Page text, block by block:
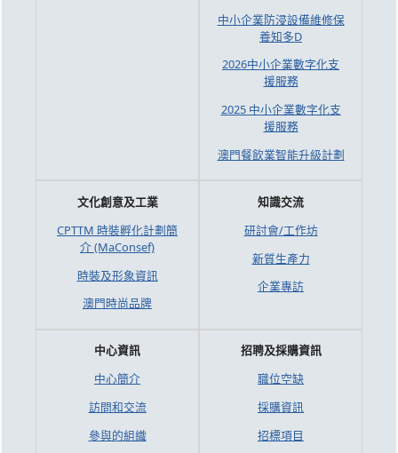
中小企業防浸設備維修保
養知多D
2026中小企業數字化支
援服務
2025 中小企業數字化支
援服務
澳門餐飲業智能升級計劃
文化創意及工業
CPTTM 時裝孵化計劃簡
介 (MaConsef)
時裝及形象資訊
澳門時尚品牌
知識交流
研討會/工作坊
新質生產力
企業專訪
中心資訊
中心簡介
訪問和交流
參與的組織
招聘及採購資訊
職位空缺
採購資訊
招標項目